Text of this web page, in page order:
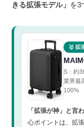
きる拡張モデル」 を3
🥇 拡
S：約
業界最
100%
「拡張が神」と言
心ポイントは、拡